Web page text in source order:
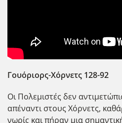
Γουόριορς-Χόρνετς 128-92
Οι Πολεμιστ΄ες δεν
απέναντι στους Χόρνετς,
νωρίς και πήραν μια